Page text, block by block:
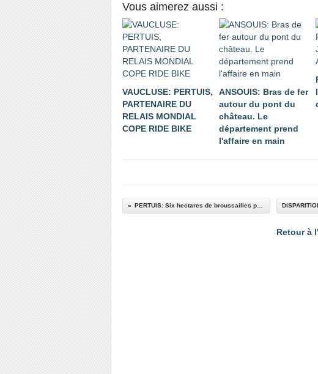
Vous aimerez aussi :
VAUCLUSE: PERTUIS,
PARTENAIRE DU
RELAIS MONDIAL
COPE RIDE BIKE
ANSOUIS: Bras de fer
autour du pont du
château. Le
département prend
l'affaire en main
Retour à